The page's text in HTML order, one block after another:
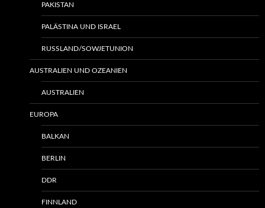
PAKISTAN
PALÄSTINA UND ISRAEL
RUSSLAND/SOWJETUNION
AUSTRALIEN UND OZEANIEN
AUSTRALIEN
EUROPA
BALKAN
BERLIN
DDR
FINNLAND